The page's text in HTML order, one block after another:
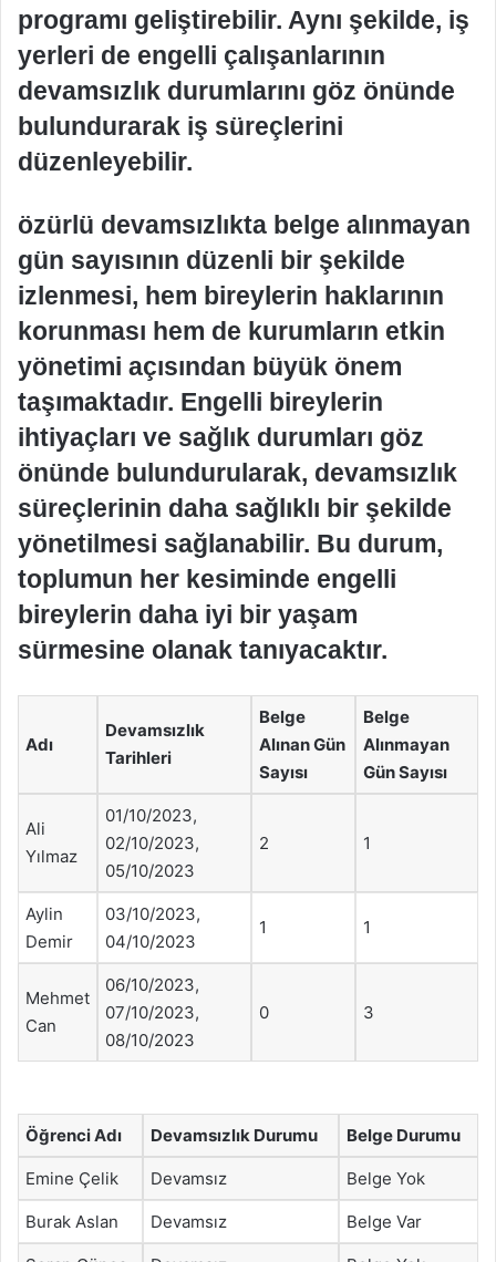
programı geliştirebilir. Aynı şekilde, iş
yerleri de engelli çalışanlarının
devamsızlık durumlarını göz önünde
bulundurarak iş süreçlerini
düzenleyebilir.
özürlü devamsızlıkta belge alınmayan
gün sayısının düzenli bir şekilde
izlenmesi, hem bireylerin haklarının
korunması hem de kurumların etkin
yönetimi açısından büyük önem
taşımaktadır. Engelli bireylerin
ihtiyaçları ve sağlık durumları göz
önünde bulundurularak, devamsızlık
süreçlerinin daha sağlıklı bir şekilde
yönetilmesi sağlanabilir. Bu durum,
toplumun her kesiminde engelli
bireylerin daha iyi bir yaşam
sürmesine olanak tanıyacaktır.
Adı
Devamsızlık
Tarihleri
Belge
Alınan Gün
Sayısı
Belge
Alınmayan
Gün Sayısı
Ali
Yılmaz
01/10/2023,
02/10/2023,
05/10/2023
2 1
Aylin
Demir
03/10/2023,
04/10/2023
1 1
Mehmet
Can
06/10/2023,
07/10/2023,
08/10/2023
0 3
Öğrenci Adı Devamsızlık Durumu Belge Durumu
Emine Çelik Devamsız Belge Yok
Burak Aslan Devamsız Belge Var